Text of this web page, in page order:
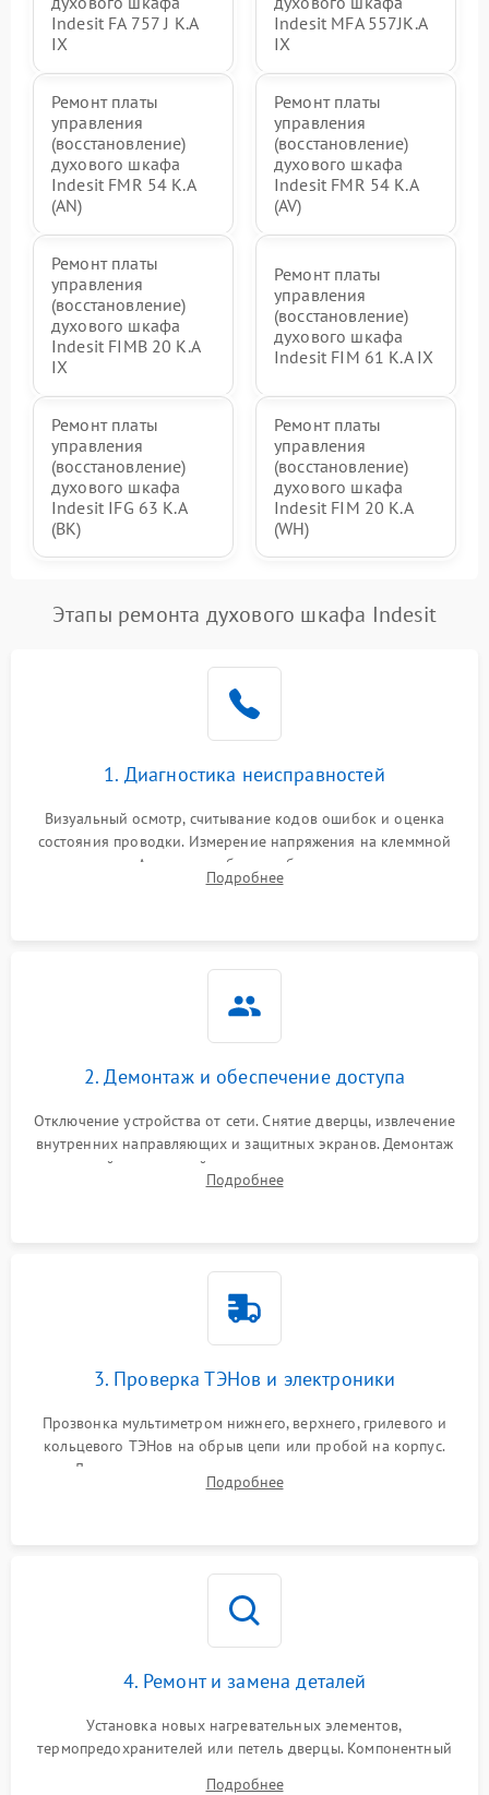
Indesit FA 757 J K.A
IX
Indesit MFA 557JK.A
IX
Ремонт платы
управления
(восстановление)
духового шкафа
Indesit FMR 54 K.A
(AN)
Ремонт платы
управления
(восстановление)
духового шкафа
Indesit FMR 54 K.A
(AV)
Ремонт платы
управления
(восстановление)
духового шкафа
Indesit FIMB 20 K.A
IX
Ремонт платы
управления
(восстановление)
духового шкафа
Indesit FIM 61 K.A IX
Ремонт платы
управления
(восстановление)
духового шкафа
Indesit IFG 63 K.A
(BK)
Ремонт платы
управления
(восстановление)
духового шкафа
Indesit FIM 20 K.A
(WH)
Этапы ремонта духового шкафа Indesit
1. Диагностика неисправностей
Визуальный осмотр, считывание кодов ошибок и оценка
состояния проводки. Измерение напряжения на клеммной
колодке. Анализ жалоб на проблемы с нагревом,
конвекцией, панелью управления или блокировкой дверцы.
Подробнее
2. Демонтаж и обеспечение доступа
Отключение устройства от сети. Снятие дверцы, извлечение
внутренних направляющих и защитных экранов. Демонтаж
задней или верхней панели для прямого доступа к
нагревательным элементам, плате и вентиляторам.
Подробнее
3. Проверка ТЭНов и электроники
Прозвонка мультиметром нижнего, верхнего, грилевого и
кольцевого ТЭНов на обрыв цепи или пробой на корпус.
Диагностика термостата, датчиков температуры,
переключателя режимов и мотора конвекции.
Подробнее
4. Ремонт и замена деталей
Установка новых нагревательных элементов,
термопредохранителей или петель дверцы. Компонентный
Подробнее